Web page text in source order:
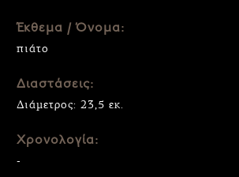
Έκθεμα / Όνομα:
πιάτο
Διαστάσεις:
Διάμετρος: 23,5 εκ.
Χρονολογία:
-